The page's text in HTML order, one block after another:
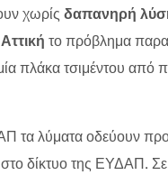
χωρίς δαπανηρή
το πρόβλημα
μία πλάκα τσιμέντου
λύματα οδεύουν
δίκτυο της ΕΥΔΑΠ.